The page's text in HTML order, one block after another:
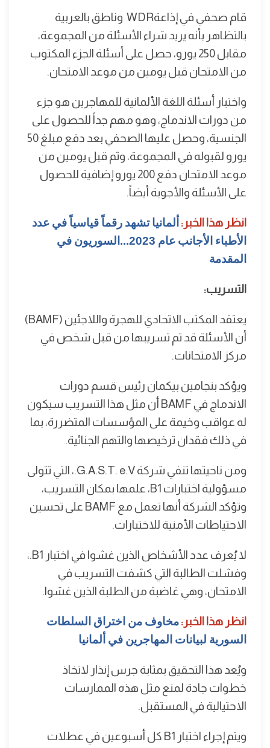
قام صحفي في إذاعةWDR وناطق بالعربية
بالتظاهر بأنه يريد شراء الأسئلة من المجموعة،
مقابل 250 يورو، حصل على أسئلة الجزء المكتوب
من الامتحان قبل يومين من موعد الامتحان.
واختبار أسئلة اللغة الألمانية للمهاجرين هو جزء
من دورات الاندماج، وهو مهم جداً للحصول على
الجنسية، وحصل عليها الصحفي بعد دفع مبلغ 50
يورو لقبوله في المجموعة، وثم قبل يومين من
موعد الامتحان دفع 200 يورو إضافية للحصول
على الأسئلة والأجوبة أيضاً.
انظر هذا الخبر: ألمانيا تشهد رقماً قياسياً في عدد
الأطباء الأجانب عام 2023...السوريون في
المقدمة
التسريب:
يعتقد المكتب الاتحادي للهجرة واللاجئين (BAMF)
أن الأسئلة قد تم تسريبها من قبل شخص في
مركز الامتحانات.
ويؤكد بنجامين بيكمان رئيس قسم دورات
الاندماج في BAMF أن مثل هذا التسريب سيكون
له عواقب وخيمة على المؤسسات المتضررة، بما
في ذلك فقدان ترخيصها والتهم الجنائية.
ومن ناحيتها تنفي شركة G.A.S.T. e.V.، التي تتولى
مسؤولية اختبارات B1، علمها بمكان التسريب،
وتؤكد الشركة أنها تعمل مع BAMF على تحسين
الاحتياطات الأمنية للاختبارات.
لا يُعرف عدد الأشخاص الذين غشوا في اختبار B1.،
وفشلت الطالبة التي كشفت التسريب في
الامتحان، وهي غاضبة من الطلبة الذين غشوا.
انظر هذا الخبر:مخاوف من اختراق السلطات
السورية لبيانات المهاجرين في ألمانيا
ويُعد هذا التحقيق بمثابة جرس إنذار لاتخاذ
خطوات جادة لمنع مثل هذه الممارسات
الاحتيالية في المستقبل.
ويتم إجراء اختبار B1 كل أسبوعين في عطلات